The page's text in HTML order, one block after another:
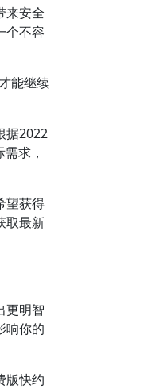
来安全
个不容
能继续
据2022
求，
望获得
取最新
更明智
响你的
版快约